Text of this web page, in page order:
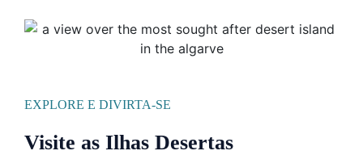
EXPLORE E DIVIRTA-SE
Visite as Ilhas Desertas